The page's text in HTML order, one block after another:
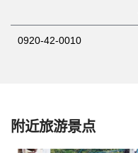
0920-42-0010
附近旅游景点